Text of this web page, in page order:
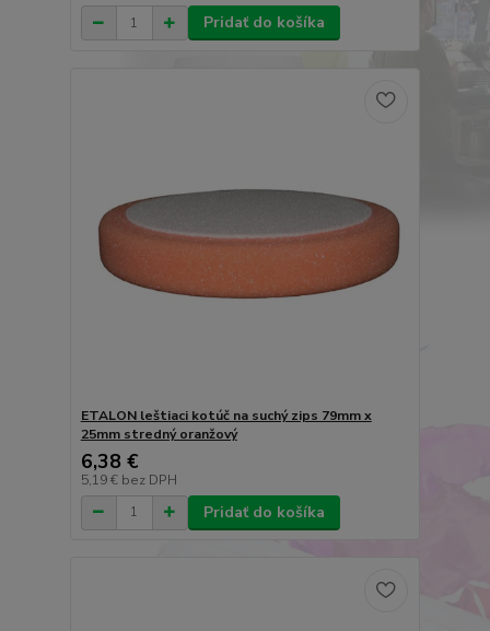
Pridať do košíka
ETALON leštiaci kotúč na suchý zips 79mm x
25mm stredný oranžový
6,38 €
5,19 € bez DPH
Pridať do košíka